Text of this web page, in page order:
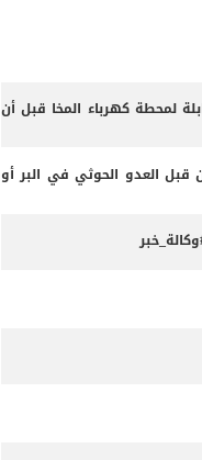
لمحطة كهرباء المخا قبل أن
العدو الحوثي في البر أو